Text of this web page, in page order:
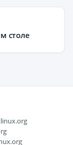
столе